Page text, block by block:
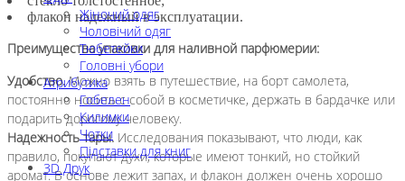
Жіночий одяг
Чоловічий одяг
Тюбетейки
Головні убори
Атрибутика
Гобелен
Килимки
Чотки
Підставки для книг
3D Друк
флакон надежный в эксплуатации.
Преимущества упаковки для наливной парфюмерии:
Удобство.Можно взять в путешествие, на борт самолета,
постоянно носить с собой в косметичке, держать в бардачке или
подарить дорогому человеку.
Надежность тары. Исследования показывают, что люди, как
правило, покупают духи, которые имеют тонкий, но стойкий
аромат. В основе лежит запах, и флакон должен очень хорошо